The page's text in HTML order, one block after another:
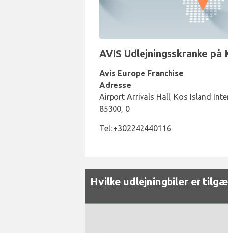
AVIS Udlejningsskranke
Avis Europe Franchise
Adresse
Airport Arrivals Hall, Kos Island
85300, 0
Tel: +302242440116
Hvilke udlejningbiler er